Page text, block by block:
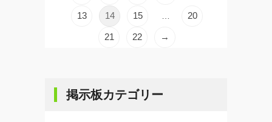
13 14 15 20
21 22 →
掲示板カテゴリー